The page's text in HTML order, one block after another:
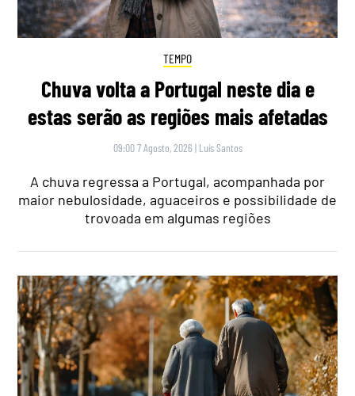
TEMPO
Chuva volta a Portugal neste dia e
estas serão as regiões mais afetadas
09:00 7 Agosto, 2026 | Luís Santos
A chuva regressa a Portugal, acompanhada por
maior nebulosidade, aguaceiros e possibilidade de
trovoada em algumas regiões